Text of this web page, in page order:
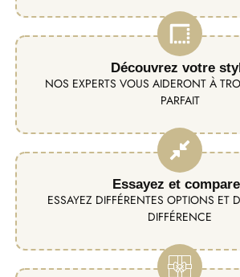
Découvrez votre
NOS EXPERTS VOUS AIDERONT À
PARFAIT
Essayez et
ESSAYEZ DIFFÉRENTES OPTIONS ET
DIFFÉRENCE